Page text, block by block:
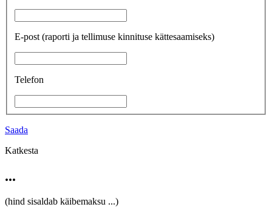
E-post (raporti ja tellimuse kinnituse kättesaamiseks)
Telefon
Saada
Katkesta
...
(hind sisaldab käibemaksu ...)